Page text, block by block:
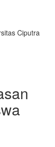
Ciputra